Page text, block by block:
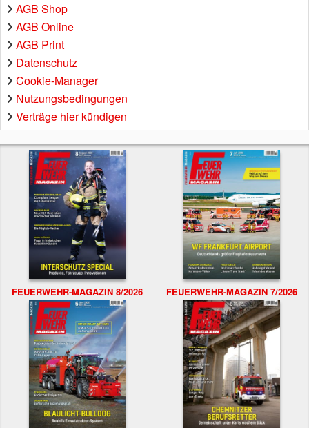
AGB Shop
AGB Online
AGB Print
Datenschutz
Cookie-Manager
Nutzungsbedingungen
Verträge hier kündigen
FEUERWEHR-MAGAZIN 8/2026 FEUERWEHR-MAGAZIN 7/2026